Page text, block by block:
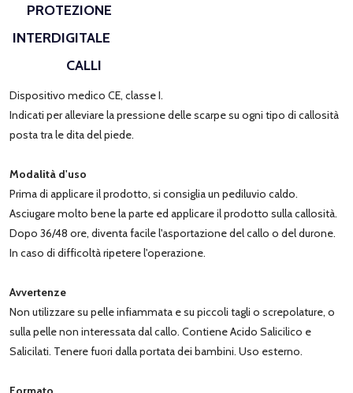
PROTEZIONE
INTERDIGITALE
CALLI
Dispositivo medico CE, classe I.
Indicati per alleviare la pressione delle scarpe su ogni tipo di callosità
posta tra le dita del piede.
Modalità d'uso
Prima di applicare il prodotto, si consiglia un pediluvio caldo.
Asciugare molto bene la parte ed applicare il prodotto sulla callosità.
Dopo 36/48 ore, diventa facile l'asportazione del callo o del durone.
In caso di difficoltà ripetere l'operazione.
Avvertenze
Non utilizzare su pelle infiammata e su piccoli tagli o screpolature, o
sulla pelle non interessata dal callo. Contiene Acido Salicilico e
Salicilati. Tenere fuori dalla portata dei bambini. Uso esterno.